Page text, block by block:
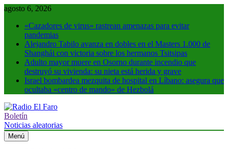
Saltar
contenido
agosto 6, 2026
«Cazadores de virus» rastrean amenazas para evitar
pandemias
Alejandro Tabilo avanza en dobles en el Masters 1.000 de
Shanghái con victoria sobre los hermanos Tsitsipas
Adulto mayor muere en Osorno durante incendio que
destruyó su vivienda: su nieta está herida y grave
Israel bombardea mezquita de hospital en Líbano: asegura que
ocultaba «centro de mando» de Hezbolá
Radio El Faro
Noticias y más
Boletín
Noticias aleatorias
Menú